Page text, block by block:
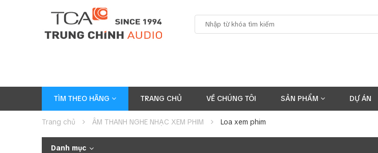
TÌM THEO HÃNG TRANG CHỦ VỀ CHÚNG TÔI SẢN PHẨM DỰ ÁN
Trang chủ ÂM THANH NGHE NHẠC XEM PHIM Loa xem phim
Danh mục